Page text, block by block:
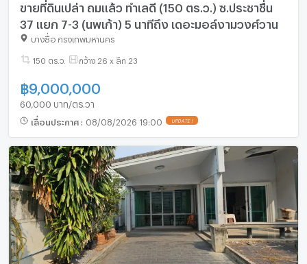
ขายที่ดินเปล่า ถมแล้ว ทำเลดี (150 ตร.ว.) ซ.ประชาชื่น
37 แยก 7-3 (นพเก้า) 5 นาทีถึง เดอะมอล์งามวงศ์วาน
บางซื่อ กรุงเทพมหานคร
150 ตร.ว. กว้าง 26 x ลึก 23
฿9,000,000
60,000 บาท/ตร.วา
เลื่อนประกาศ : 08/08/2026 19:00 UPDATE !